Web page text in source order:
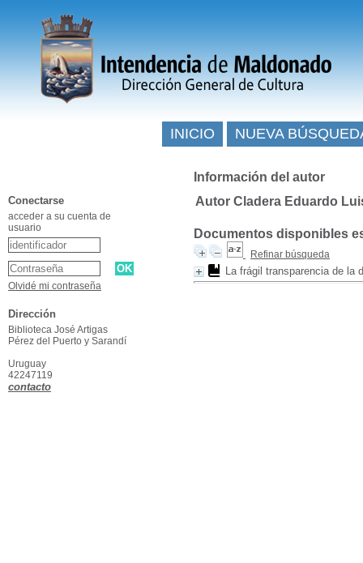
Información del autor
Autor Cladera Eduardo
Documentos disponibles
Refinar búsqueda
La frágil transparencia de la
INICIO NUEVA
Conectarse
acceder a su cuenta de
usuario
Olvidé mi contraseña
Dirección
Biblioteca José Artigas
Pérez del Puerto y Sarandí
Uruguay
42247119
contacto